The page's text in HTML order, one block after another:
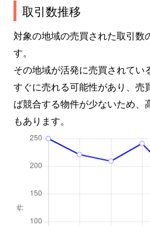
取引数推移
対象の地域の売買された取引数
す。
その地域が活発に売買されてい
すぐに売れる可能性があり、売
ば競合する物件が少ないため、
もあります。